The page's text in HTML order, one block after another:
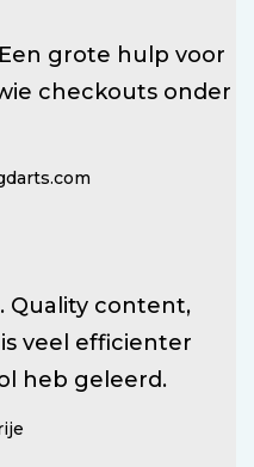
grote hulp voor
checkouts onder
Quality content,
veel efficienter
heb geleerd.